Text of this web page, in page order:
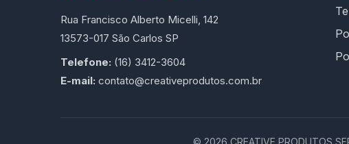
Rua Francisco Alberto Micelli, 142
13573-017 São Carlos SP
Telefone: (16) 3412-3604
E-mail: contato@creativeprodutos.com.br
© 2026 CREATIVE PRODUTOS